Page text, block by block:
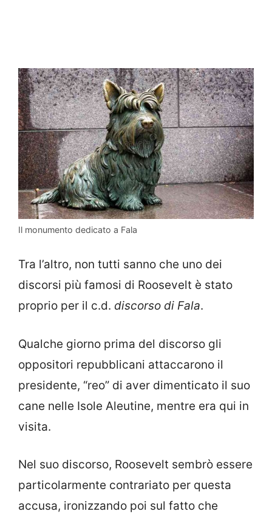
Il monumento dedicato a Fala
Tra l’altro, non tutti sanno che uno dei
discorsi più famosi di Roosevelt è stato
proprio per il c.d. discorso di Fala.
Qualche giorno prima del discorso gli
oppositori repubblicani attaccarono il
presidente, “reo” di aver dimenticato il suo
cane nelle Isole Aleutine, mentre era qui in
visita.
Nel suo discorso, Roosevelt sembrò essere
particolarmente contrariato per questa
accusa, ironizzando poi sul fatto che